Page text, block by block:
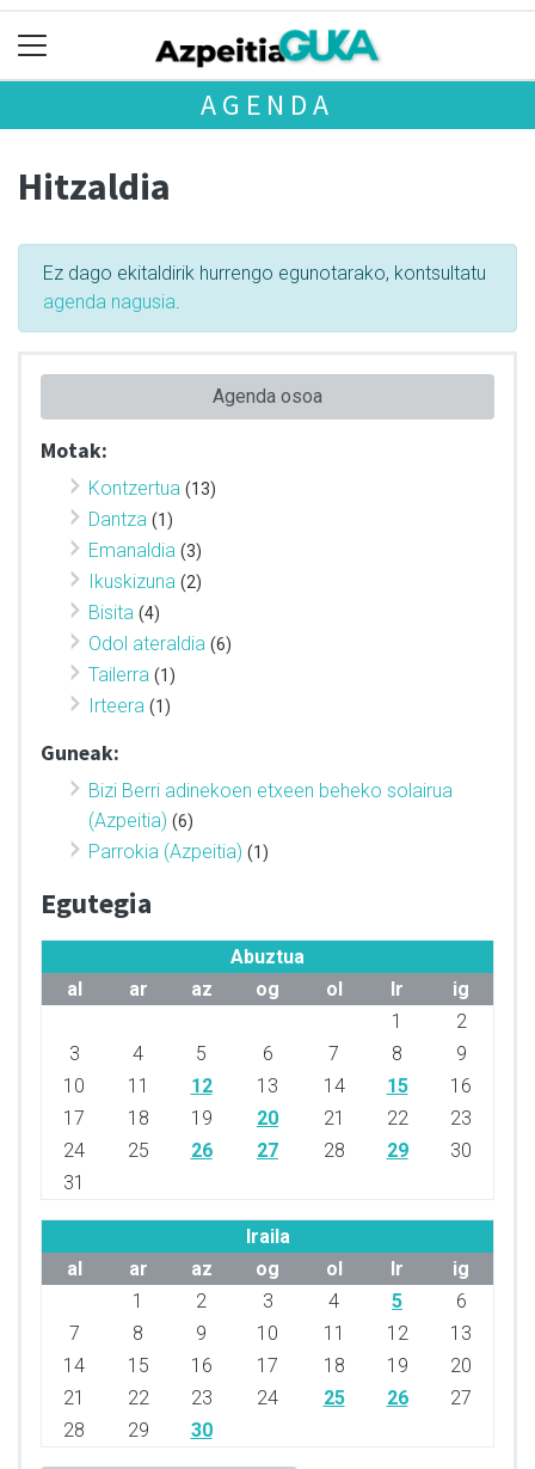
AGENDA
Hitzaldia
Ez dago ekitaldirik hurrengo egunotarako, kontsultatu
agenda nagusia
Agenda osoa
Motak:
Kontzertua (13)
Dantza (1)
Emanaldia (3)
Ikuskizuna (2)
Bisita (4)
Odol ateraldia (6)
Tailerra (1)
Irteera (1)
Guneak:
Bizi Berri adinekoen etxeen beheko solairua
(Azpeitia) (6)
Parrokia (Azpeitia) (1)
Egutegia
Abuztua
al
ar az og ol lr
ig
1
2
3
4 5 6 7 8
9
10
11 12 13 14 15
16
17
18 19 20 21 22
23
24
25 26 27 28 29
30
31
Iraila
al
ar az og ol lr
ig
1
2 3 4 5
6
7
8 9 10 11 12
13
14
15 16 17 18 19
20
21
22 23 24 25 26
27
28
29 30